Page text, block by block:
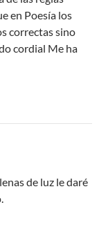
en Poesía los
correctas sino
cordial Me ha
de luz le daré